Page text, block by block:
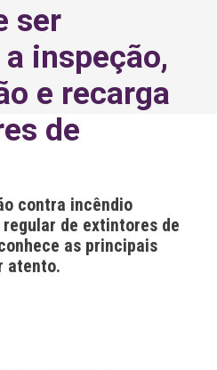
ser
inspeção,
e recarga
de
contra incêndio
de extintores de
as principais
atento.